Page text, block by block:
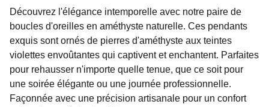
Découvrez l'élégance intemporelle avec notre paire de
boucles d'oreilles en améthyste naturelle. Ces pendants
exquis sont ornés de pierres d'améthyste aux teintes
violettes envoûtantes qui captivent et enchantent. Parfaites
pour rehausser n'importe quelle tenue, que ce soit pour
une soirée élégante ou une journée professionnelle.
Façonnée avec une précision artisanale pour un confort